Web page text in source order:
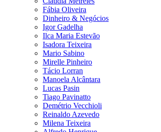
Fábia Oliveira
Dinheiro & Negócios
Igor Gadelha
Ilca Maria Estevão
Isadora Teixeira
Mario Sabino
Mirelle Pinheiro
Tácio Lorran
Manoela Alcântara
Lucas Pasin
Tiago Pavinatto
Demétrio Vecchioli
Reinaldo Azevedo
Milena Teixeira